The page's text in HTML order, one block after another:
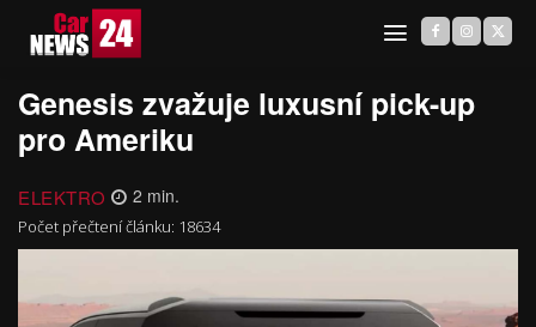
Genesis zvažuje luxusní pick-up
pro Ameriku
ELEKTRO 2 min.
Počet přečtení článku: 18634